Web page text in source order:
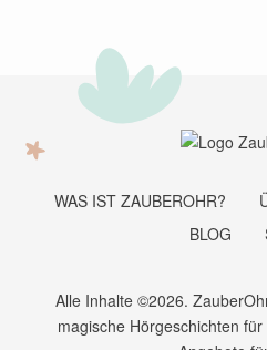
WAS IST ZAUBEROHR?
BLOG
Alle Inhalte ©2026.
magische Hörgeschichten